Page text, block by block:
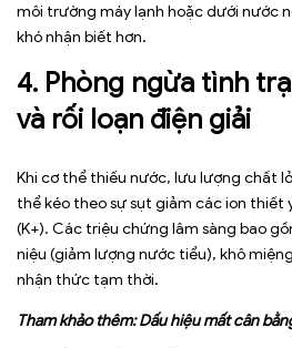
môi trường máy lạnh hoặc dưới nước
khó nhận biết hơn.
4. Phòng ngừa tình
và rối loạn điện giải
Khi cơ thể thiếu nước, lưu lượng chất
thể kéo theo sự sụt giảm các ion thiết
(K+). Các triệu chứng lâm sàng bao
niệu (giảm lượng nước tiểu), khô
nhận thức tạm thời.
Tham khảo thêm:Dấu hiệu mất cân